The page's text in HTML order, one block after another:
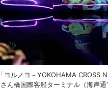
ルノヨ－YOKOHAMA CROSS
ん橋国際客船ターミナル（海岸